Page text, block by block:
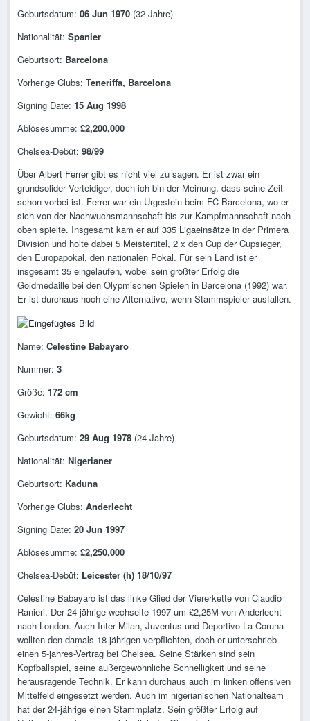
Geburtsdatum: 06 Jun 1970 (32 Jahre)
Nationalität: Spanier
Geburtsort: Barcelona
Vorherige Clubs: Teneriffa, Barcelona
Signing Date: 15 Aug 1998
Ablösesumme: £2,200,000
Chelsea-Debüt: 98/99
Über Albert Ferrer gibt es nicht viel zu sagen. Er ist zwar ein
grundsolider Verteidiger, doch ich bin der Meinung, dass seine Zeit
schon vorbei ist. Ferrer war ein Urgestein beim FC Barcelona, wo er
sich von der Nachwuchsmannschaft bis zur Kampfmannschaft nach
oben spielte. Insgesamt kam er auf 335 Ligaeinsätze in der Primera
Division und holte dabei 5 Meistertitel, 2 x den Cup der Cupsieger,
den Europapokal, den nationalen Pokal. Für sein Land ist er
insgesamt 35 eingelaufen, wobei sein größter Erfolg die
Goldmedaille bei den Olypmischen Spielen in Barcelona (1992) war.
Er ist durchaus noch eine Alternative, wenn Stammspieler ausfallen.
Name: Celestine Babayaro
Nummer: 3
Größe: 172 cm
Gewicht: 66kg
Geburtsdatum: 29 Aug 1978 (24 Jahre)
Nationalität: Nigerianer
Geburtsort: Kaduna
Vorherige Clubs: Anderlecht
Signing Date: 20 Jun 1997
Ablösesumme: £2,250,000
Chelsea-Debüt: Leicester (h) 18/10/97
Celestine Babayaro ist das linke Glied der Viererkette von Claudio
Ranieri. Der 24-jährige wechselte 1997 um £2,25M von Anderlecht
nach London. Auch Inter Milan, Juventus und Deportivo La Coruna
wollten den damals 18-jährigen verpflichten, doch er unterschrieb
einen 5-jahres-Vertrag bei Chelsea. Seine Stärken sind sein
Kopfballspiel, seine außergewöhnliche Schnelligkeit und seine
herausragende Technik. Er kann durchaus auch im linken offensiven
Mittelfeld eingesetzt werden. Auch im nigerianischen Nationalteam
hat der 24-jährige einen Stammplatz. Sein größter Erfolg auf